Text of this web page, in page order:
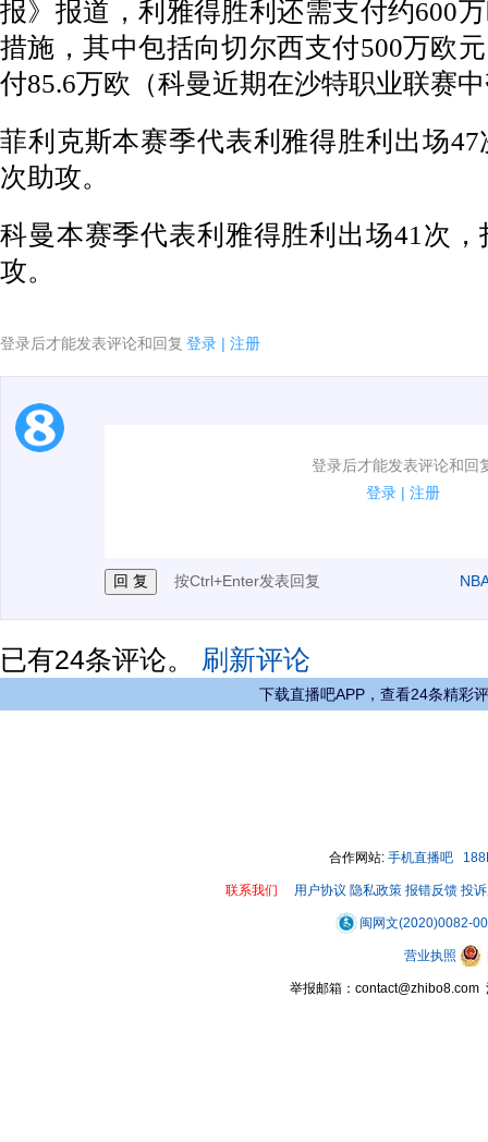
报》报道，利雅得胜利还需支付约600
措施，其中包括向切尔西支付500万欧
付85.6万欧（科曼近期在沙特职业联赛
菲利克斯本赛季代表利雅得胜利出场
次助攻。
科曼本赛季代表利雅得胜利出场41次
攻。
登录后才能发表评论和回复 登录 | 注册
登录后才能发表评论和回
登录 | 注册
1.电脑端新用户可以发表评论了！
按Ctrl+Enter发表回复
已有24条评论。 刷新评论
下载直播吧APP，查看24条精彩
合作网站: 手机直播吧
联系我们 用户协议 隐私政策 报错反馈 投
闽网文(2020)0082-
营业执照
举报邮箱：